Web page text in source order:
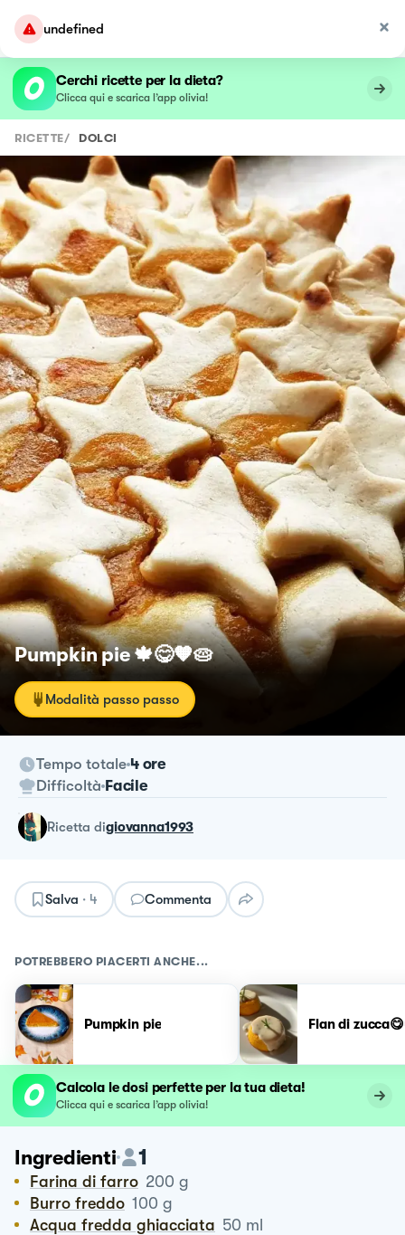
undefined
Cerchi ricette per la dieta?
Clicca qui e scarica l’app olivia!
RICETTE/ DOLCI
Pumpkin pie 🍁😋🧡🥧
Modalità passo passo
Tempo totale 4 ore
Difficoltà Facile
ricetta digiovanna1993
Salva · 4 Commenta
POTREBBERO PIACERTI ANCHE...
Pumpkin pie Flan di
Calcola le dosi perfette per la tua dieta!
Clicca qui e scarica l’app olivia!
Ingredienti 1
Farina di farro 200 g
Burro freddo 100 g
Acqua fredda ghiacciata 50 ml